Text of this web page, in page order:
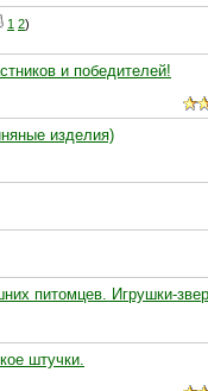
1 2)
и победителей!
изделия)
питомцев. Игрушки-
штучки.